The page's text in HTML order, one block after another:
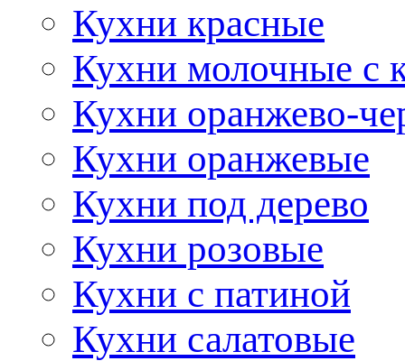
Кухни красные
Кухни молочные с
Кухни оранжево-
Кухни оранжевые
Кухни под дерево
Кухни розовые
Кухни с патиной
Кухни салатовые